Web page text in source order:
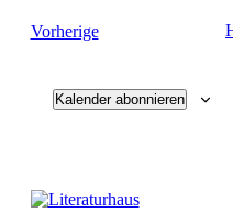
VorherigeVeranstaltungen
Kalender abonnieren